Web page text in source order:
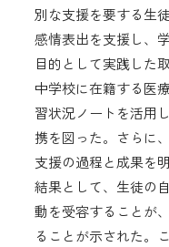
別な支援を要する生
感情表出を支援し、
目的として実践した
中学校に在籍する医
習状況ノートを活用
携を図った。さらに
支援の過程と成果を
結果として、生徒の
動を受容することが
ることが示された。